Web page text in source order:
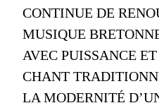
CONTINUE DE
MUSIQUE
AVEC PUISSANCE
CHANT
LA MODERNITÉ